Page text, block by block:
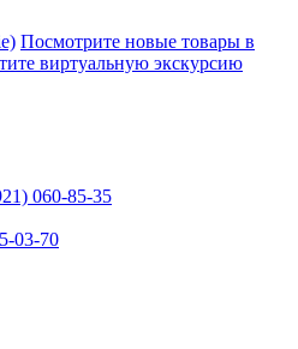
Посмотрите новые товары в
виртуальную экскурсию
060-85-35
03-70